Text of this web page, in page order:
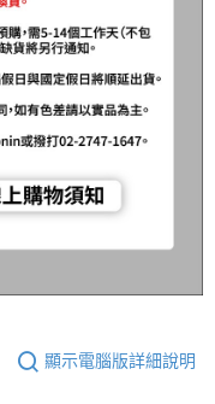
若發現惡意使用之情形，
額度並採取法律行動。
顯示電腦版詳細說明